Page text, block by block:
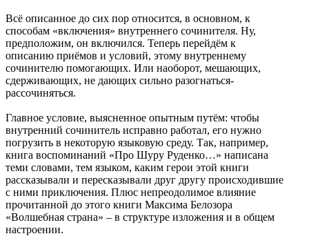
Всё описанное до сих пор относится, в основном, к
способам «включения» внутреннего сочинителя. Ну,
предположим, он включился. Теперь перейдём к
описанию приёмов и условий, этому внутреннему
сочинителю помогающих. Или наоборот, мешающих,
сдерживающих, не дающих сильно разогнаться-
рассочиняться.
Главное условие, выясненное опытным путём: чтобы
внутренний сочинитель исправно работал, его нужно
погрузить в некоторую языковую среду. Так, например,
книга воспоминаний «Про Шуру Руденко…» написана
теми словами, тем языком, каким герои этой книги
рассказывали и пересказывали друг другу происходившие
с ними приключения. Плюс непреодолимое влияние
прочитанной до этого книги Максима Белозора
«Волшебная страна» – в структуре изложения и в общем
настроении.